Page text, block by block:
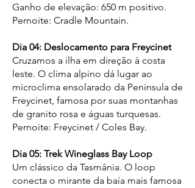
Ganho de elevação: 650 m positivo.
Pernoite: Cradle Mountain.
Dia 04: Deslocamento para Freycinet
Cruzamos a ilha em direção à costa
leste. O clima alpino dá lugar ao
microclima ensolarado da Península de
Freycinet, famosa por suas montanhas
de granito rosa e águas turquesas.
Pernoite: Freycinet / Coles Bay.
Dia 05: Trek Wineglass Bay Loop
Um clássico da Tasmânia. O loop
conecta o mirante da baía mais famosa